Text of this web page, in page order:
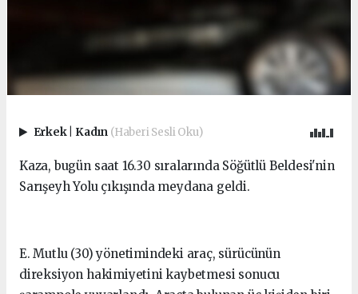
Erkek Kadın (Haberi Sesli Oku)
Kaza, bugün saat 16.30 sıralarında Söğütlü Beldesi'nin
Sarışeyh Yolu çıkışında meydana geldi.
E. Mutlu (30) yönetimindeki araç, sürücünün
direksiyon hakimiyetini kaybetmesi sonucu